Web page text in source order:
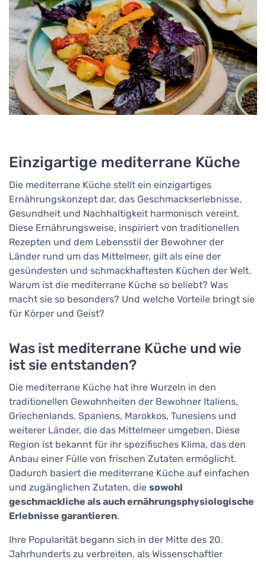
Einzigartige mediterrane Küche
Die mediterrane Küche stellt ein einzigartiges
Ernährungskonzept dar, das Geschmackserlebnisse,
Gesundheit und Nachhaltigkeit harmonisch vereint.
Diese Ernährungsweise, inspiriert von traditionellen
Rezepten und dem Lebensstil der Bewohner der
Länder rund um das Mittelmeer, gilt als eine der
gesündesten und schmackhaftesten Küchen der Welt.
Warum ist die mediterrane Küche so beliebt? Was
macht sie so besonders? Und welche Vorteile bringt sie
für Körper und Geist?
Was ist mediterrane Küche und wie
ist sie entstanden?
Die mediterrane Küche hat ihre Wurzeln in den
traditionellen Gewohnheiten der Bewohner Italiens,
Griechenlands, Spaniens, Marokkos, Tunesiens und
weiterer Länder, die das Mittelmeer umgeben. Diese
Region ist bekannt für ihr spezifisches Klima, das den
Anbau einer Fülle von frischen Zutaten ermöglicht.
Dadurch basiert die mediterrane Küche auf einfachen
und zugänglichen Zutaten, die sowohl
geschmackliche als auch ernährungsphysiologische
Erlebnisse garantieren.
Ihre Popularität begann sich in der Mitte des 20.
Jahrhunderts zu verbreiten, als Wissenschaftler